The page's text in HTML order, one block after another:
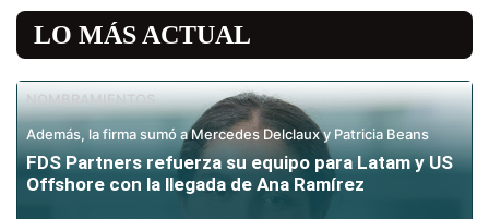
LO MÁS ACTUAL
NOMBRAMIENTOS
Además, la firma sumó a Mercedes Delclaux y Patricia Beans
FDS Partners refuerza su equipo para Latam y US
Offshore con la llegada de Ana Ramírez